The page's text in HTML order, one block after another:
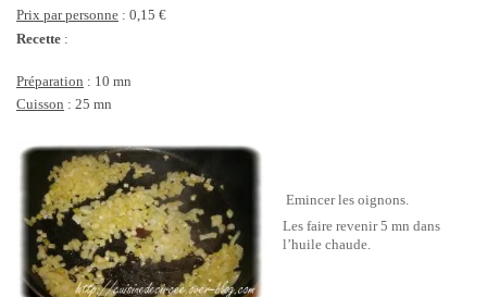
Prix par personne : 0,15 €
Recette :
Préparation : 10 mn
Cuisson : 25 mn
Emincer les oignons.
Les faire revenir 5 mn dans
l’huile chaude.